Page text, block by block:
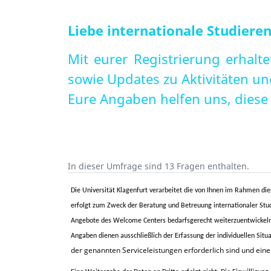
Liebe internationale
Mit eurer Registrierung
sowie Updates zu Aktivitäten
Eure Angaben helfen uns,
In dieser Umfrage sind 13 Fragen enthalten.
Die Universität Klagenfurt verarbeitet die von Ihnen im Rahmen
erfolgt zum Zweck der Beratung und Betreuung internationaler
Angebote des Welcome Centers bedarfsgerecht
Angaben dienen ausschließlich der Erfassung der individuellen
der genannten Serviceleistungen erforderlich sind und